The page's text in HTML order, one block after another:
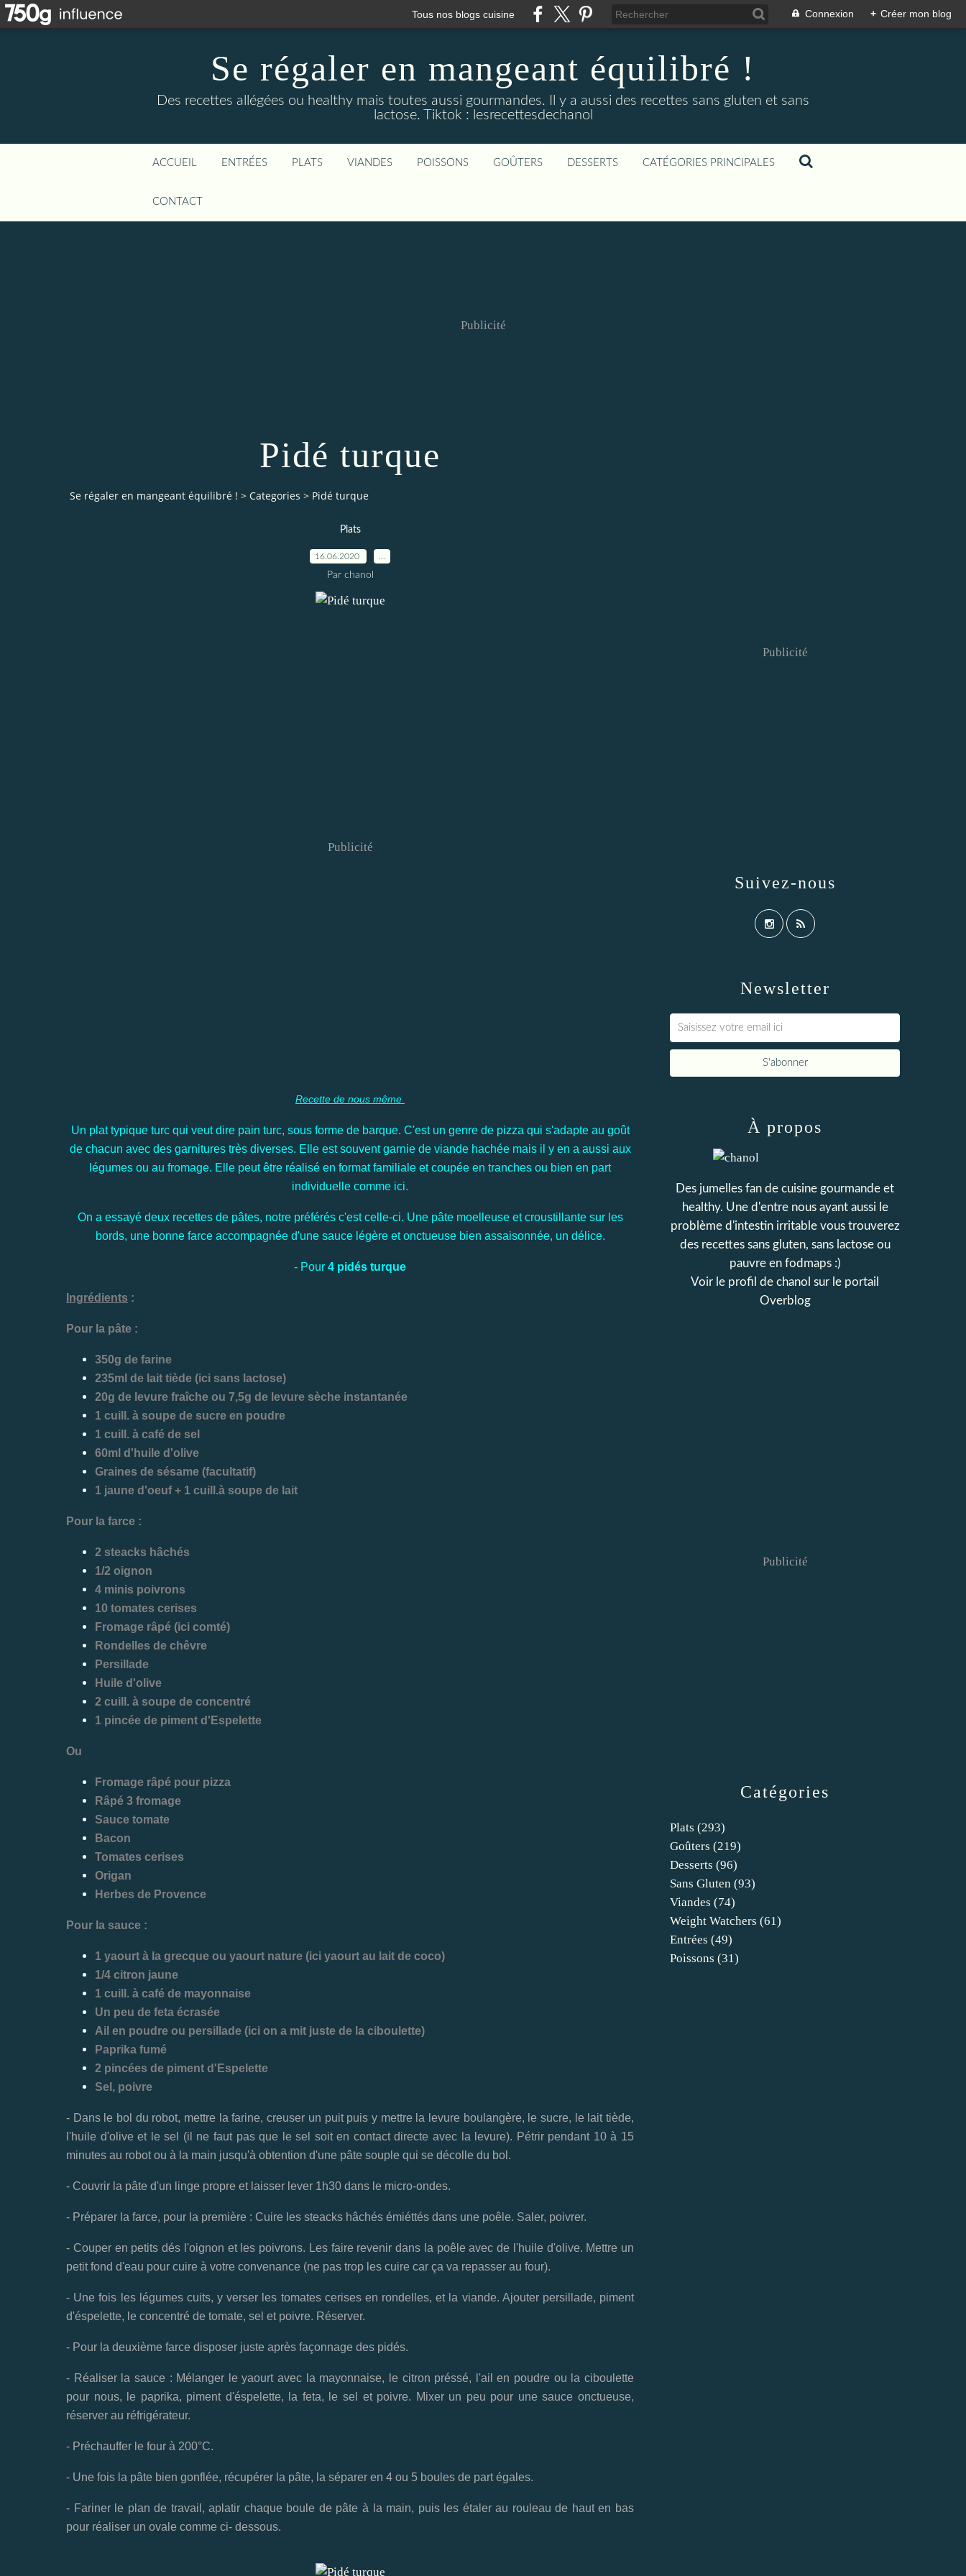
Tous nos blogs cuisine Connexion + Créer mon blog
Se régaler en mangeant équilibré !
Des recettes allégées ou healthy mais toutes aussi gourmandes. Il y a aussi des recettes sans gluten et sans
lactose. Tiktok : lesrecettesdechanol
ACCUEIL ENTRÉES PLATS VIANDES POISSONS GOÛTERS DESSERTS CATÉGORIES PRINCIPALES
CONTACT
Publicité
Pidé turque
Se régaler en mangeant équilibré ! > Categories > Pidé turque
Plats
16.06.2020
Par chanol
Publicité
Recette de nous même
Un plat typique turc qui veut dire pain turc, sous forme de barque. C'est un genre de pizza qui s'adapte au goût
de chacun avec des garnitures très diverses. Elle est souvent garnie de viande hachée mais il y en a aussi aux
légumes ou au fromage. Elle peut être réalisé en format familiale et coupée en tranches ou bien en part
individuelle comme ici.
On a essayé deux recettes de pâtes, notre préférés c'est celle-ci. Une pâte moelleuse et croustillante sur les
bords, une bonne farce accompagnée d'une sauce légère et onctueuse bien assaisonnée, un délice.
- Pour 4 pidés turque
Ingrédients :
Pour la pâte :
350g de farine
235ml de lait tiède (ici sans lactose)
20g de levure fraîche ou 7,5g de levure sèche instantanée
1 cuill. à soupe de sucre en poudre
1 cuill. à café de sel
60ml d'huile d'olive
Graines de sésame (facultatif)
1 jaune d'oeuf + 1 cuill.à soupe de lait
Pour la farce :
2 steacks hâchés
1/2 oignon
4 minis poivrons
10 tomates cerises
Fromage râpé (ici comté)
Rondelles de chêvre
Persillade
Huile d'olive
2 cuill. à soupe de concentré
1 pincée de piment d'Espelette
Ou
Fromage râpé pour pizza
Râpé 3 fromage
Sauce tomate
Bacon
Tomates cerises
Origan
Herbes de Provence
Pour la sauce :
1 yaourt à la grecque ou yaourt nature (ici yaourt au lait de coco)
1/4 citron jaune
1 cuill. à café de mayonnaise
Un peu de feta écrasée
Ail en poudre ou persillade (ici on a mit juste de la ciboulette)
Paprika fumé
2 pincées de piment d'Espelette
Sel, poivre
- Dans le bol du robot, mettre la farine, creuser un puit puis y mettre la levure boulangère, le sucre, le lait tiède,
l'huile d'olive et le sel (il ne faut pas que le sel soit en contact directe avec la levure). Pétrir pendant 10 à 15
minutes au robot ou à la main jusqu'à obtention d'une pâte souple qui se décolle du bol.
- Couvrir la pâte d'un linge propre et laisser lever 1h30 dans le micro-ondes.
- Préparer la farce, pour la première : Cuire les steacks hâchés émiéttés dans une poêle. Saler, poivrer.
- Couper en petits dés l'oignon et les poivrons. Les faire revenir dans la poêle avec de l'huile d'olive. Mettre un
petit fond d'eau pour cuire à votre convenance (ne pas trop les cuire car ça va repasser au four).
- Une fois les légumes cuits, y verser les tomates cerises en rondelles, et la viande. Ajouter persillade, piment
d'éspelette, le concentré de tomate, sel et poivre. Réserver.
- Pour la deuxième farce disposer juste après façonnage des pidés.
- Réaliser la sauce : Mélanger le yaourt avec la mayonnaise, le citron préssé, l'ail en poudre ou la ciboulette
pour nous, le paprika, piment d'éspelette, la feta, le sel et poivre. Mixer un peu pour une sauce onctueuse,
réserver au réfrigérateur.
- Préchauffer le four à 200°C.
- Une fois la pâte bien gonflée, récupérer la pâte, la séparer en 4 ou 5 boules de part égales.
- Fariner le plan de travail, aplatir chaque boule de pâte à la main, puis les étaler au rouleau de haut en bas
pour réaliser un ovale comme ci- dessous.
Newsletter
Publicité
Catégories
Plats (293)
Goûters (219)
Desserts (96)
Sans Gluten (93)
Viandes (74)
Weight Watchers (61)
Entrées (49)
Poissons (31)
Suivez-nous
À propos
Des jumelles fan de cuisine gourmande et
healthy. Une d'entre nous ayant aussi le
problème d'intestin irritable vous trouverez
des recettes sans gluten, sans lactose ou
pauvre en fodmaps :)
Voir le profil de chanol sur le portail
Overblog
Publicité